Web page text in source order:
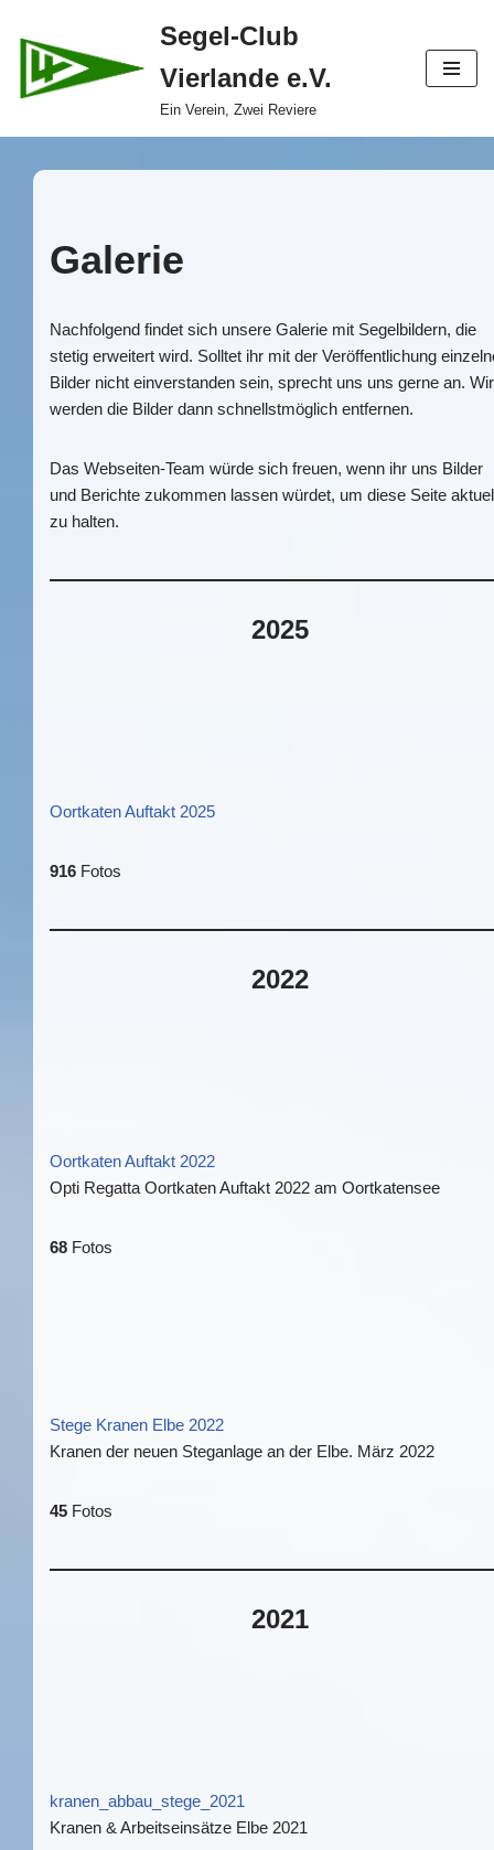
Zum
Inhalt
Segel-Club
Vierlande e.V.
Ein Verein, Zwei Reviere
Galerie
Nachfolgend findet sich unsere Galerie mit Segelbildern, die
stetig erweitert wird. Solltet ihr mit der Veröffentlichung
Bilder nicht einverstanden sein, sprecht uns uns gerne an. Wir
werden die Bilder dann schnellstmöglich entfernen.
Das Webseiten-Team würde sich freuen, wenn ihr uns Bilder
und Berichte zukommen lassen würdet, um diese Seite
zu halten.
2025
Oortkaten Auftakt 2025
916 Fotos
2022
Oortkaten Auftakt 2022
Opti Regatta Oortkaten Auftakt 2022 am Oortkatensee
68 Fotos
Stege Kranen Elbe 2022
Kranen der neuen Steganlage an der Elbe. März 2022
45 Fotos
2021
kranen_abbau_stege_2021
Kranen & Arbeitseinsätze Elbe 2021